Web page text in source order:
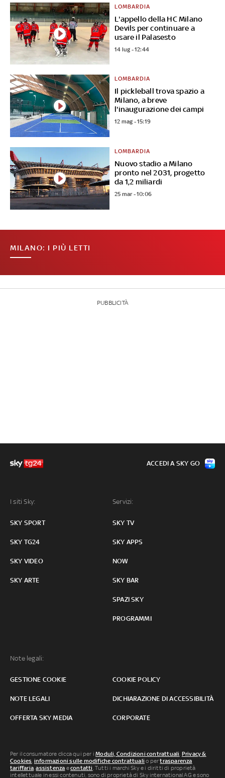
L'appello della HC Milano
Devils per continuare a
usare il Palasesto
LOMBARDIA
14 lug - 12:44
Il pickleball trova spazio a
Milano, a breve
l'inaugurazione dei campi
LOMBARDIA
12 mag - 15:19
Nuovo stadio a Milano
pronto nel 2031, progetto
da 1,2 miliardi
LOMBARDIA
25 mar - 10:06
MILANO: I PIÙ LETTI
PUBBLICITÀ
I siti Sky:
SKY SPORT
SKY TG24
SKY VIDEO
SKY ARTE
Servizi:
SKY TV
SKY APPS
NOW
SKY BAR
SPAZI SKY
PROGRAMMI
Note legali:
GESTIONE COOKIE COOKIE POLICY
NOTE LEGALI DICHIARAZIONE DI ACCESSIBILITÀ
OFFERTA SKY MEDIA CORPORATE
ACCEDI A SKY GO
Per il consumatore clicca qui per iModuli, Condizioni contrattuali, Privacy &
Cookies, informazioni sulle modifiche contrattuali o pertrasparenza
tariffaria,assistenza econtatti. Tutti i marchi Sky e i diritti di proprietà
intellettuale in essi contenuti, sono di proprietà di Sky international AG e sono